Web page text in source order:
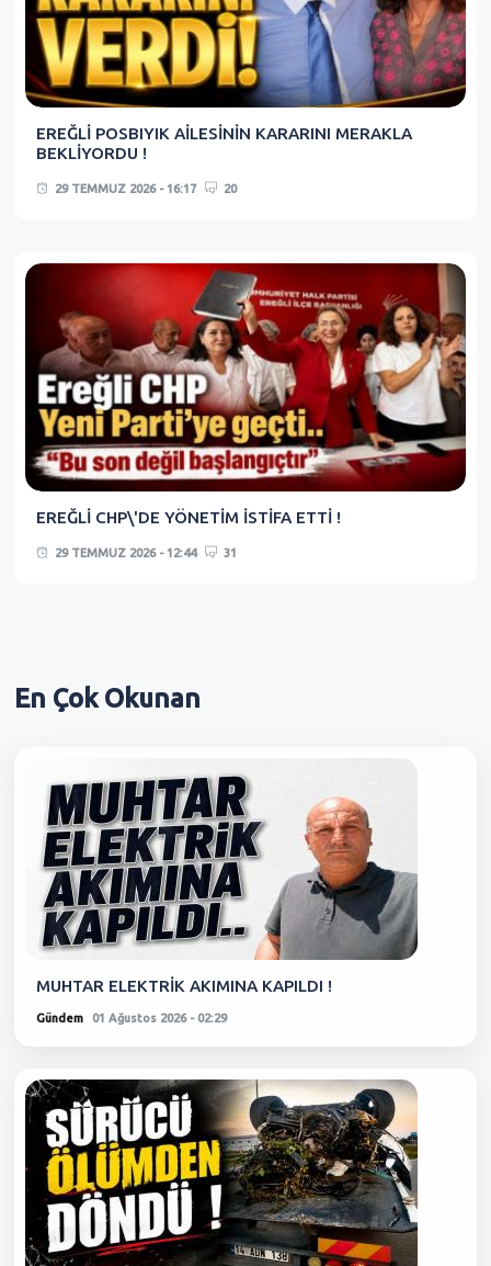
EREĞLİ POSBIYIK AİLESİNİN KARARINI MERAKLA
BEKLİYORDU !
29 TEMMUZ 2026 - 16:17 20
EREĞLİ CHP\'DE YÖNETİM İSTİFA ETTİ !
29 TEMMUZ 2026 - 12:44 31
En ÇokOkunan
MUHTAR ELEKTRİK AKIMINA KAPILDI !
Gündem 01 Ağustos 2026 - 02:29